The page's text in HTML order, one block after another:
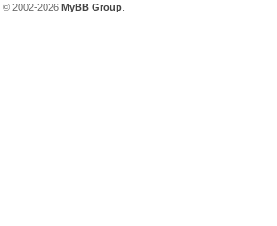
, © 2002-2026 MyBB Group